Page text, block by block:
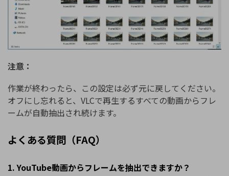
注意：
作業が終わったら、この設定は必ず元に戻してください。
オフにし忘れると、VLCで再生するすべての動画からフレ
ームが自動抽出され続けます。
よくある質問（FAQ）
1. YouTube動画からフレームを抽出できますか？